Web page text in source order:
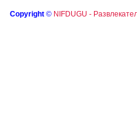
Copyright © NIFDUGU -